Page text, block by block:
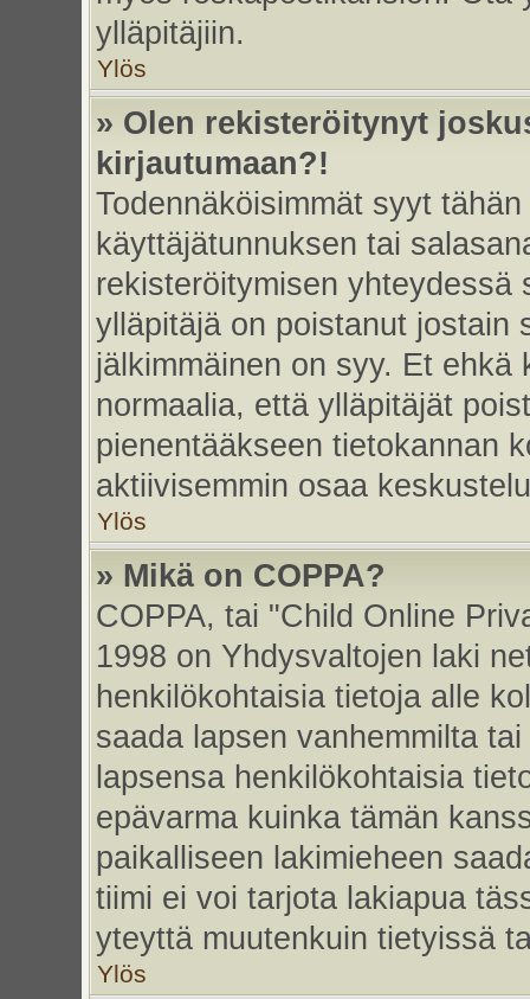
ylläpitäjiin.
Ylös
» Olen rekisteröitynyt
kirjautumaan?!
Todennäköisimmät syyt
käyttäjätunnuksen tai
rekisteröitymisen yhteydessä
ylläpitäjä on poistanut jostain
jälkimmäinen on syy. Et
normaalia, että ylläpitäjät
pienentääkseen tietokannan
aktiivisemmin osaa
Ylös
» Mikä on COPPA?
COPPA, tai "Child Online
1998 on Yhdysvaltojen laki
henkilökohtaisia tietoja alle
saada lapsen vanhemmilta
lapsensa henkilökohtaisia
epävarma kuinka tämän
paikalliseen lakimieheen
tiimi ei voi tarjota lakiapua
yteyttä muutenkuin tietyissä
Ylös